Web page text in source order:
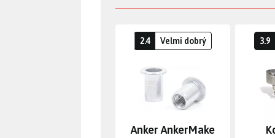
2.4 Velmi dobrý
Anker AnkerMake
3.9